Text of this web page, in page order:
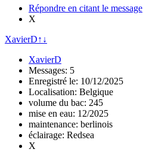
Répondre en citant le message
X
XavierD↑ ↓
XavierD
Messages: 5
Enregistré le: 10/12/2025
Localisation: Belgique
volume du bac: 245
mise en eau: 12/2025
maintenance: berlinois
éclairage: Redsea
X